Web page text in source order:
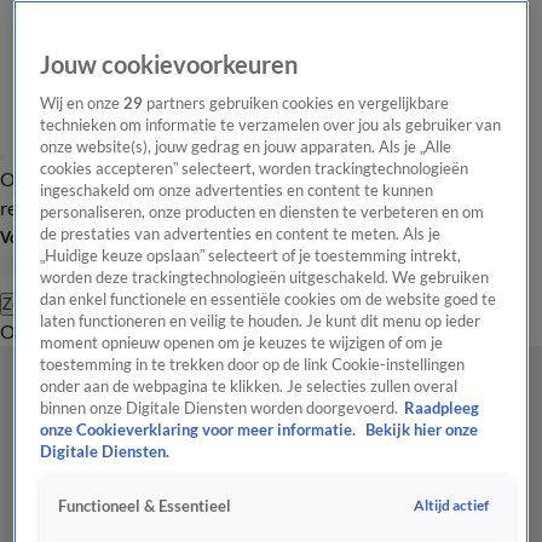
Overzicht Laatste nieuws Regionieuws Het beste van Hart
Tip de
redactie
Volg Hart van Nederland
Zoeken
OverzichtRegioUitzendingenWeerTip de redactiePanelVideo's
Jouw cookievoorkeuren
Wij en onze29 partners gebruiken cookies en vergelijkbare
technieken om informatie te verzamelen over jou als gebruiker van
onze website(s), jouw gedrag en jouw apparaten. Als je „Alle
cookies accepteren” selecteert, worden trackingtechnologieën
ingeschakeld om onze advertenties en content te kunnen
personaliseren, onze producten en diensten te verbeteren en om
de prestaties van advertenties en content te meten. Als je
„Huidige keuze opslaan” selecteert of je toestemming intrekt,
worden deze trackingtechnologieën uitgeschakeld. We gebruiken
dan enkel functionele en essentiële cookies om de website goed te
laten functioneren en veilig te houden. Je kunt dit menu op ieder
moment opnieuw openen om je keuzes te wijzigen of om je
toestemming in te trekken door op de link Cookie-instellingen
onder aan de webpagina te klikken. Je selecties zullen overal
binnen onze Digitale Diensten worden doorgevoerd. Raadpleeg
onze Cookieverklaring voor meer informatie.
Bekijk hier onze
Digitale Diensten.
Functioneel & Essentieel Altijd actief